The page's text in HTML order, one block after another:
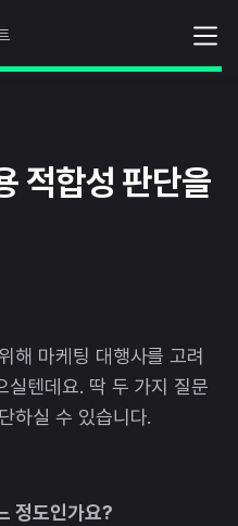
적합성 판단을
해 마케팅 대행사를 고려
실텐데요. 딱 두 가지 질문
하실 수 있습니다.
정도인가요?